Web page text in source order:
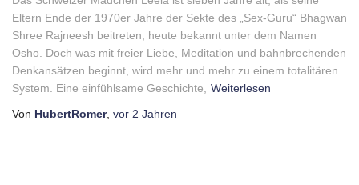
Eltern Ende der 1970er Jahre der Sekte des „Sex-Guru“ Bhagwan
Shree Rajneesh beitreten, heute bekannt unter dem Namen
Osho. Doch was mit freier Liebe, Meditation und bahnbrechenden
Denkansätzen beginnt, wird mehr und mehr zu einem totalitären
System. Eine einfühlsame Geschichte,
Weiterlesen
Von HubertRomer, vor 2 Jahren